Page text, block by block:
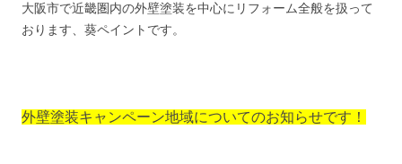
大阪市で近畿圏内の外壁塗装を中心にリフォーム全般を扱って
おります、葵ペイントです。
外壁塗装キャンペーン地域についてのお知らせです！